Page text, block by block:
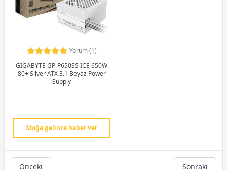
Yorum (1)
GIGABYTE GP-P650SS ICE 650W
80+ Silver ATX 3.1 Beyaz Power
Supply
Stoğa gelince haber ver
Önceki Sonraki